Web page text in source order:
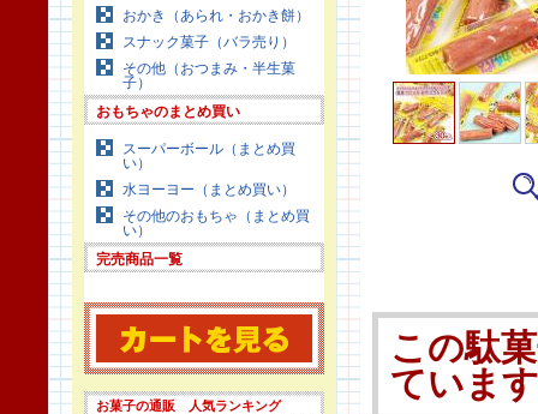
おかき（あられ・おかき餅）
スナック菓子（バラ売り）
その他（おつまみ・半生菓
子）
おもちゃのまとめ買い
スーパーボール（まとめ買
い）
水ヨーヨー（まとめ買い）
その他のおもちゃ（まとめ買
い）
完売商品一覧
お菓子の通販 人気ランキング
この駄
ていま